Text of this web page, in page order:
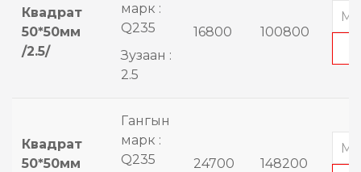
Квадрат
50*50мм
/2.5/
марк :
Q235
Зузаан :
2.5
16800 100800
Квадрат
50*50мм
Гангын
марк :
Q235
24700 148200